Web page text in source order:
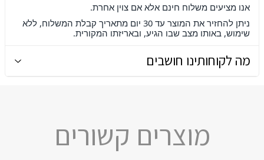
אנו מציעים משלוח חינם אלא אם צוין אחרת.
ניתן להחזיר את המוצר עד 30 יום מתאריך קבלת המשלוח, ללא
שימוש, באותו מצב שבו הגיע, ובאריזתו המקורית.
מה לקוחותינו חושבים
מוצרים קשורים